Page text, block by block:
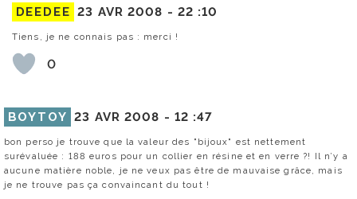
DEEDEE 23 AVR 2008 - 22 :10
Tiens, je ne connais pas : merci !
0
BOYTOY 23 AVR 2008 - 12 :47
bon perso je trouve que la valeur des "bijoux" est nettement
surévaluée : 188 euros pour un collier en résine et en verre ?! Il n’y a
aucune matière noble, je ne veux pas être de mauvaise grâce, mais
je ne trouve pas ça convaincant du tout !